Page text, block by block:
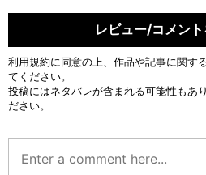
レビュー/コメン
利用規約に同意の上、作品や記事に関す
てください。
投稿にはネタバレが含まれる可能性もあ
ださい。